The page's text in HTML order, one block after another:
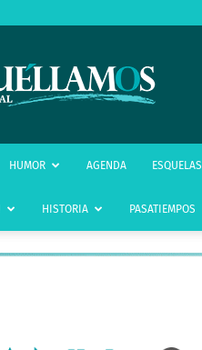
infoSocuéllamos
HUMOR AGENDA ESQUELAS
HISTORIA PASATIEMPOS